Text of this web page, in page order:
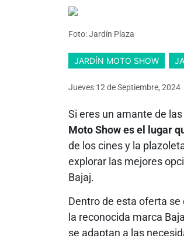
Foto: Jardín Plaza
JARDÍN MOTO SHOW
Jueves 12 deSeptiembre, 2024
Si eres un amante de
Moto Show es el lugar
de los cines y la
explorar las mejores
Bajaj.
Dentro de esta oferta
la reconocida marca
se adaptan a las